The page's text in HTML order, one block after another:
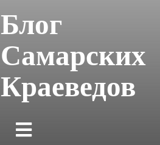
Блог
Самарских
Краеведов